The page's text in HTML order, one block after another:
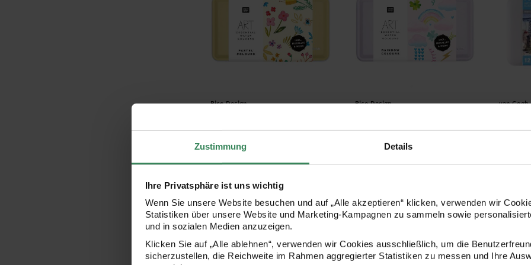
Zustimmung Details
Ihre Privatsphäre ist uns wichtig
Wenn Sie unsere Website besuchen und auf „Alle akzeptieren“ klicken, verwenden wir
Statistiken über unsere Website und Marketing-Kampagnen zu sammeln sowie
und in sozialen Medien anzuzeigen.
Klicken Sie auf „Alle ablehnen“, verwenden wir Cookies ausschließlich, um die
sicherzustellen, die Reichweite im Rahmen aggregierter Statistiken zu messen und Ihre
Hersteller:
Rico Design Hersteller:
Rico Design van Gogh
ART Master Metallic Aquarellfarben 12 FarbenBasic Water Colours Wasserfarbkasten 12